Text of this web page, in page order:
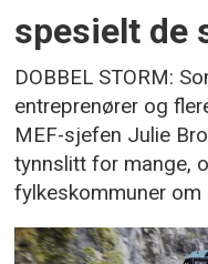
spesielt de
DOBBEL STORM:
entreprenører og
MEF-sjefen Julie
tynnslitt for mange,
fylkeskommuner om